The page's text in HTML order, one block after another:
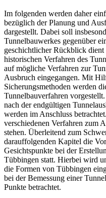
Im folgenden werden daher
bezüglich der Planung und
dargestellt. Dabei soll
Tunnelbauwerkes gegenüber
geschichtlicher Rückblick
historischen Verfahren des
auf mögliche Verfahren zur
Ausbruch eingegangen. Mit
Sicherungsmethoden werden
Tunnelbauverfahren
nach der endgültigen
werden im Anschluss
verschiedenen Verfahren zum
stehen. Überleitend zum
darauffolgenden Kapitel die
Gesichtspunkte bei der
Tübbingen statt. Hierbei wird
die Formen von Tübbingen
bei der Bemessung einer
Punkte betrachtet.